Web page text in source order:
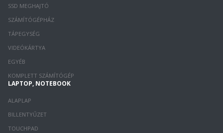
SSD MEGHAJTÓ
SZÁMÍTÓGÉPHÁZ
TÁPEGYSÉG
VIDEÓKÁRTYA
EGYÉB
KOMPLETT SZÁMÍTÓGÉP
LAPTOP, NOTEBOOK
ALAPLAP
BILLENTYŰZET
TOUCHPAD